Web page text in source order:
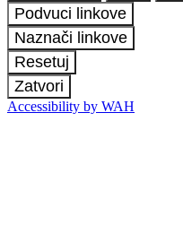
Podvuci linkove
Naznači linkove
Resetuj
Zatvori
Accessibility by WAH